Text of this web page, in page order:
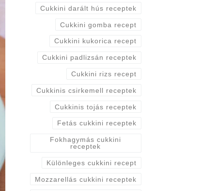
Cukkini darált hús receptek
Cukkini gomba recept
Cukkini kukorica recept
Cukkini padlizsán receptek
Cukkini rizs recept
Cukkinis csirkemell receptek
Cukkinis tojás receptek
Fetás cukkini receptek
Fokhagymás cukkini
receptek
Különleges cukkini recept
Mozzarellás cukkini receptek